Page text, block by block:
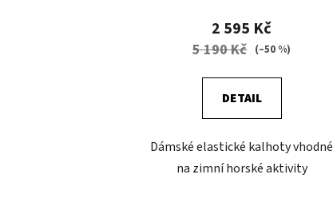
2 595 Kč
5 190 Kč (–50 %)
DETAIL
Dámské elastické kalhoty vhodné
na zimní horské aktivity